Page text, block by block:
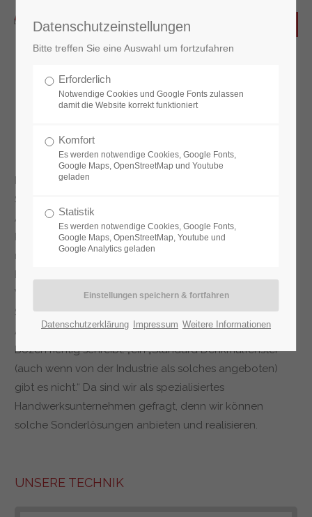
Rekonstruktion Fenster
Meistens machen wir einen Nachbau mit den typischen
Stilelementen wie filigrane Sprossen, schmalen
Ansichtsbreiten, echten Holzwetterschenkel, schlanken
Profielen, historisierende Oliven (Fenstergriff) u.a., jedoch
mit aktueller verdeckt liegender Techik und modernen
Bedienungskomfort. Ein eigenes Thema sind die
Verglasungen Zweifach- oder Dreifachisolierglas,
Schallschutz-, Wärmeschutz- Sicherheits- sowie
Antikgläser. Wie das Amt für Bau- und Kulturdenkmäler in
Bozen richtig schreibt: „ein „Standard Denkmalfenster“
(auch wenn von der Industrie als solches angeboten)
gibt es nicht.“ Da sind wir als spezialisiertes
Handwerksunternehmen gefragt, denn wir können
solche Sonderlösungen anbieten und realisieren.
UNSERE TECHNIK
Datenschutzeinstellungen
Bitte treffen Sie eine Auswahl um fortzufahren
Erforderlich
Notwendige Cookies und Google Fonts zulassen
damit die Website korrekt funktioniert
Komfort
Es werden notwendige Cookies, Google Fonts,
Google Maps, OpenStreetMap und Youtube
geladen
Statistik
Es werden notwendige Cookies, Google Fonts,
Google Maps, OpenStreetMap, Youtube und
Google Analytics geladen
Datenschutzerklärung Impressum Weitere Informationen